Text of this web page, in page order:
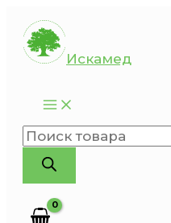
Перейти
содержимому
Искамед
Поиск
товаров